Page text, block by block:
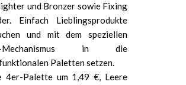
und Bronzer sowie Fixing
Einfach Lieblingsprodukte
und mit dem speziellen
Mechanismus in die
Paletten setzen.
4er-Palette um 1,49 €, Leere